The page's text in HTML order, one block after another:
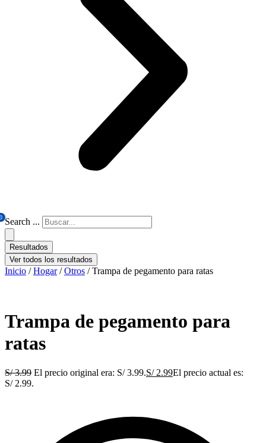
0 Search ...
Resultados
Ver todos los resultados
Inicio /Hogar/Otros / Trampa de pegamento para ratas
Trampa de pegamento para
ratas
S/3.99 El precio original era: S/ 3.99.S/2.99El precio actual es:
S/ 2.99.